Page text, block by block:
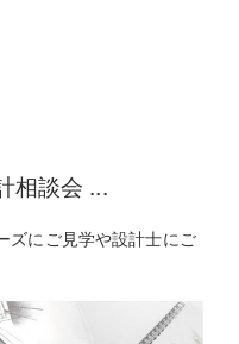
相談会 ...
ズにご見学や設計士にご